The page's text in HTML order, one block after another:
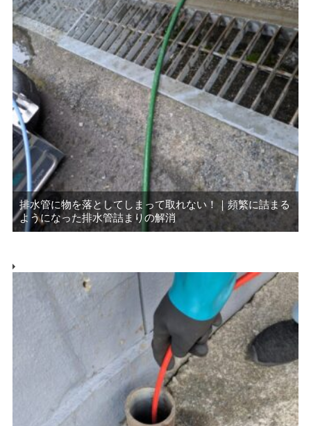
排水管に物を落としてしまって取れない！｜頻繁に詰まる
ようになった排水管詰まりの解消